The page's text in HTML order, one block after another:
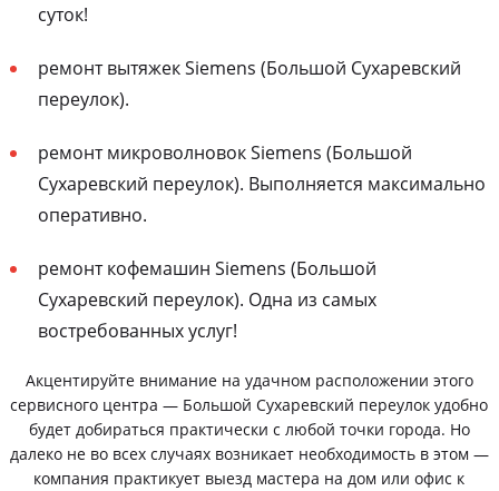
суток!
ремонт вытяжек Siemens (Большой Сухаревский
переулок).
ремонт микроволновок Siemens (Большой
Сухаревский переулок). Выполняется максимально
оперативно.
ремонт кофемашин Siemens (Большой
Сухаревский переулок). Одна из самых
востребованных услуг!
Акцентируйте внимание на удачном расположении этого
сервисного центра — Большой Сухаревский переулок удобно
будет добираться практически с любой точки города. Но
далеко не во всех случаях возникает необходимость в этом —
компания практикует выезд мастера на дом или офис к